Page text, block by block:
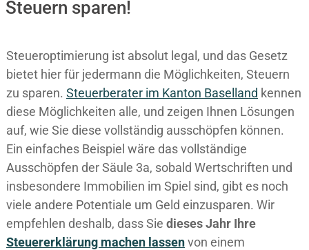
Steuern sparen!
Steueroptimierung ist absolut legal, und das Gesetz
bietet hier für jedermann die Möglichkeiten, Steuern
zu sparen. Steuerberater im K anton Baselland kennen
diese Möglichkeiten alle, und zeigen Ihnen Lösungen
auf, wie Sie diese vollständig ausschöpfen können.
Ein einfaches Beispiel wäre das vollständige
Ausschöpfen der Säule 3a, sobald Wertschriften und
insbesondere Immobilien im Spiel sind, gibt es noch
viele andere Potentiale um Geld einzusparen. Wir
empfehlen deshalb, dass Sie diesesJahr Ihre
Steuererklärung machen lassenvon einem